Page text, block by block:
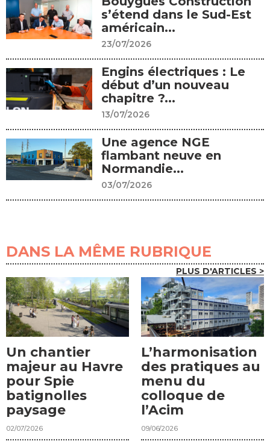
s’étend dans le Sud-Est
américain...
23/07/2026
Engins électriques : Le
début d’un nouveau
chapitre ?...
13/07/2026
Une agence NGE
flambant neuve en
Normandie...
03/07/2026
DANS LA MÊME RUBRIQUE
PLUS D'ARTICLES >
Un chantier
majeur au Havre
pour Spie
batignolles
paysage
02/07/2026
L’harmonisation
des pratiques au
menu du
colloque de
l’Acim
09/06/2026